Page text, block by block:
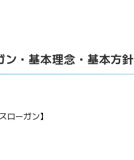
・基本理念・基本方針
スローガン】